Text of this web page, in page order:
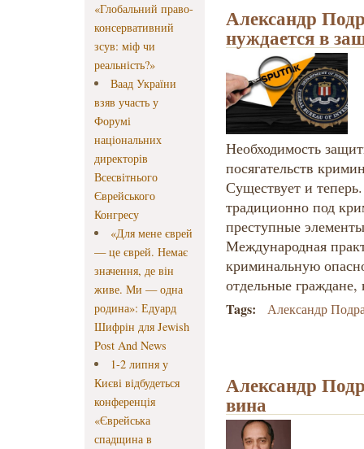
«Глобальний право-
консервативний
зсув: міф чи
реальність?»
Ваад України
взяв участь у
Форумі
національних
директорів
Всесвітнього
Єврейського
Конгресу
«Для мене єврей
— це єврей. Немає
значення, де він
живе. Ми — одна
родина»: Едуард
Шифрін для Jewish
Post And News
1-2 липня у
Києві відбудеться
конференція
«Єврейська
спадщина в
Александр
нуждается в
Необходимость
посягательств
Существует и
традиционно под
преступные
Международная
криминальную
отдельные
Tags: Александр
Александр
вина